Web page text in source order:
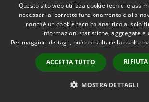
SEGUICI SU
Questo sito web utilizza cookie tecnici e
necessari al corretto funzionamento e alla
nonché un cookie tecnico analitico al solo
informazioni statistiche, aggregate e
Per maggiori dettagli, può consultare la cookie
ACCETTA TUTTO
MOSTRA DETTAGLI